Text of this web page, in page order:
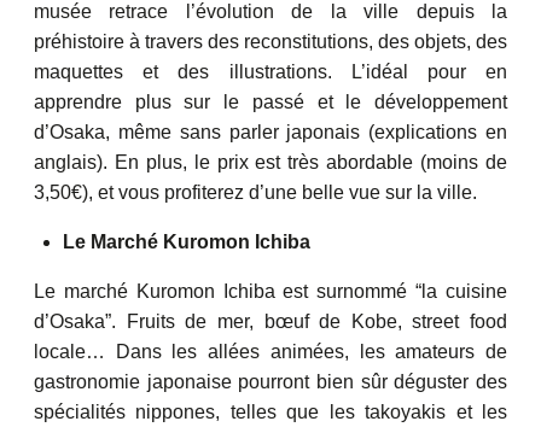
musée retrace l’évolution de la ville depuis la
préhistoire à travers des reconstitutions, des objets, des
maquettes et des illustrations. L’idéal pour en
apprendre plus sur le passé et le développement
d’Osaka, même sans parler japonais (explications en
anglais). En plus, le prix est très abordable (moins de
3,50€), et vous profiterez d’une belle vue sur la ville.
Le Marché Kuromon Ichiba
Le marché Kuromon Ichiba est surnommé “la cuisine
d’Osaka”. Fruits de mer, bœuf de Kobe, street food
locale… Dans les allées animées, les amateurs de
gastronomie japonaise pourront bien sûr déguster des
spécialités nippones, telles que les takoyakis et les